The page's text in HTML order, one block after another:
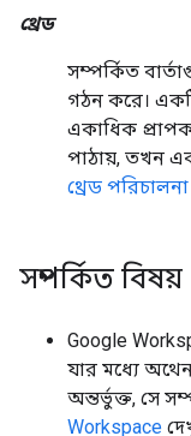
থ্রেড
সম্পর্কিত
গঠন করে।
একাধিক প্রাপক
পাঠায়, তখন
থ্রেড পরিচালনা
সম্পর্কিত বিষয়
Google
যার মধ্যে
অন্তর্ভুক্ত, সে
Workspace